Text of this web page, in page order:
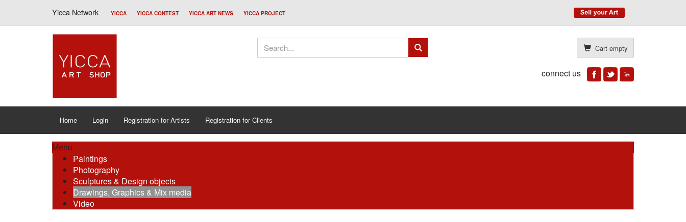
Yicca Network YICCA YICCA CONTEST YICCA ART NEWS YICCA PROJECT
Cart empty
connect us
Home Login Registration for Artists Registration for Clients
Menu
Paintings
Photography
Sculptures & Design objects
Drawings, Graphics & Mix media
Video